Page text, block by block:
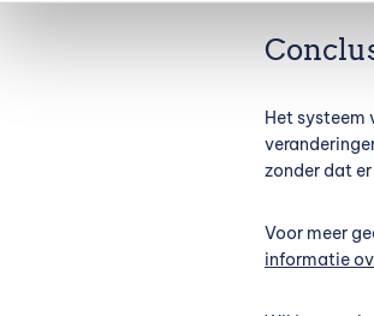
Het systeem
zonder dat
Voor meer
informatie